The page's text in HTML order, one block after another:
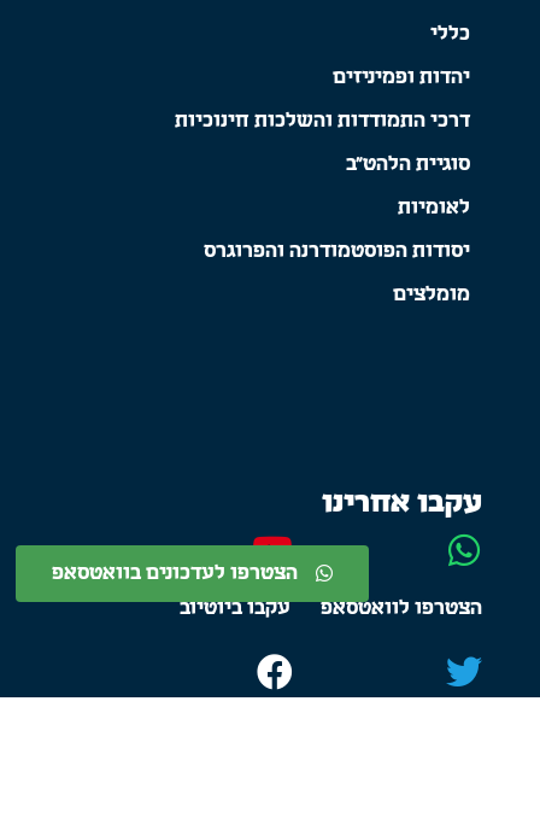
כללי
יהדות ופמיניזים
דרכי התמודדות והשלכות חינוכיות
סוגיית הלהט"ב
לאומיות
יסודות הפוסטמודרנה והפרוגרס
מומלצים
עקבו אחרינו
הצטרפו לוואטסאפ עקבו ביוטיוב
הצטרפו לעדכונים בוואטסאפ